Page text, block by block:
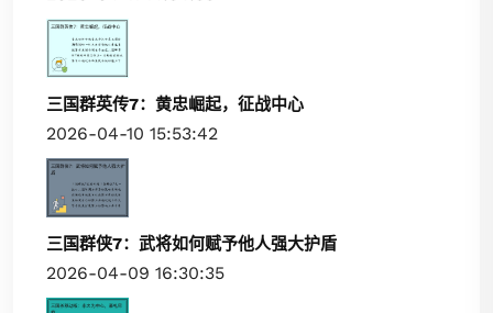
三国群英传7：黄忠崛起，征战中心
2026-04-10 15:53:42
三国群侠7：武将如何赋予他人强大护盾
2026-04-09 16:30:35